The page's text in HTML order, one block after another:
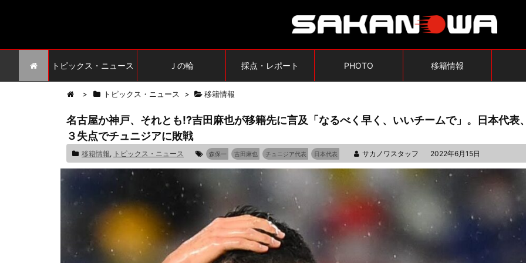
トピックス・ニュース Ｊの輪 採点・レポート PHOTO 移籍情報
> トピックス・ニュース > 移籍情報
名古屋か神戸、それとも!?吉田麻也が移籍先に言及「なるべく早く、いいチームで」。日本代表
３失点でチュニジアに敗戦
移籍情報, トピックス・ニュース 森保一 吉田麻也 チュニジア代表 日本代表 サカノワスタッフ 2022年6月15日